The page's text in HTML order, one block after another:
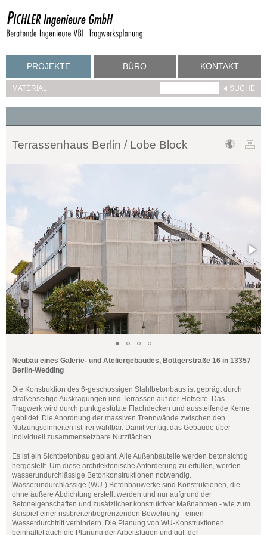
PROJEKTE BÜRO KONTAKT
MATERIAL
Terrassenhaus Berlin / Lobe Block
Neubau eines Galerie- und Ateliergebäudes, Böttgerstraße 16 in 13357
Berlin-Wedding
Die Konstruktion des 6-geschossigen Stahlbetonbaus ist geprägt durch
straßenseitige Auskragungen und Terrassen auf der Hofseite. Das
Tragwerk wird durch punktgestützte Flachdecken und aussteifende Kerne
gebildet. Die Anordnung der massiven Trennwände zwischen den
Nutzungseinheiten ist frei wählbar. Damit verfügt das Gebäude über
individuell zusammensetzbare Nutzflächen.
Es ist ein Sichtbetonbau geplant. Alle Außenbauteile werden betonsichtig
hergestellt. Um diese architektonische Anforderung zu erfüllen, werden
wasserundurchlässige Betonkonstruktionen notwendig.
Wasserundurchlässige (WU-) Betonbauwerke sind Konstruktionen, die
ohne äußere Abdichtung erstellt werden und nur aufgrund der
Betoneigenschaften und zusätzlicher konstruktiver Maßnahmen - wie zum
Beispiel einer rissbreitenbegrenzenden Bewehrung - einen
Wasserdurchtritt verhindern. Die Planung von WU-Konstruktionen
beinhaltet auch die Planung der Arbeitsfugen und ggf. der